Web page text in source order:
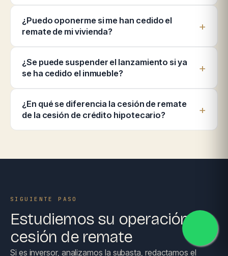
¿Puedo oponerme si me han cedido el
remate de mi vivienda?
¿Se puede suspender el lanzamiento si ya
se ha cedido el inmueble?
¿En qué se diferencia la cesión de remate
de la cesión de crédito hipotecario?
SIGUIENTE PASO
Estudiemos su operación de
cesión de remate
Si es inversor, analizamos la subasta, redactamos el